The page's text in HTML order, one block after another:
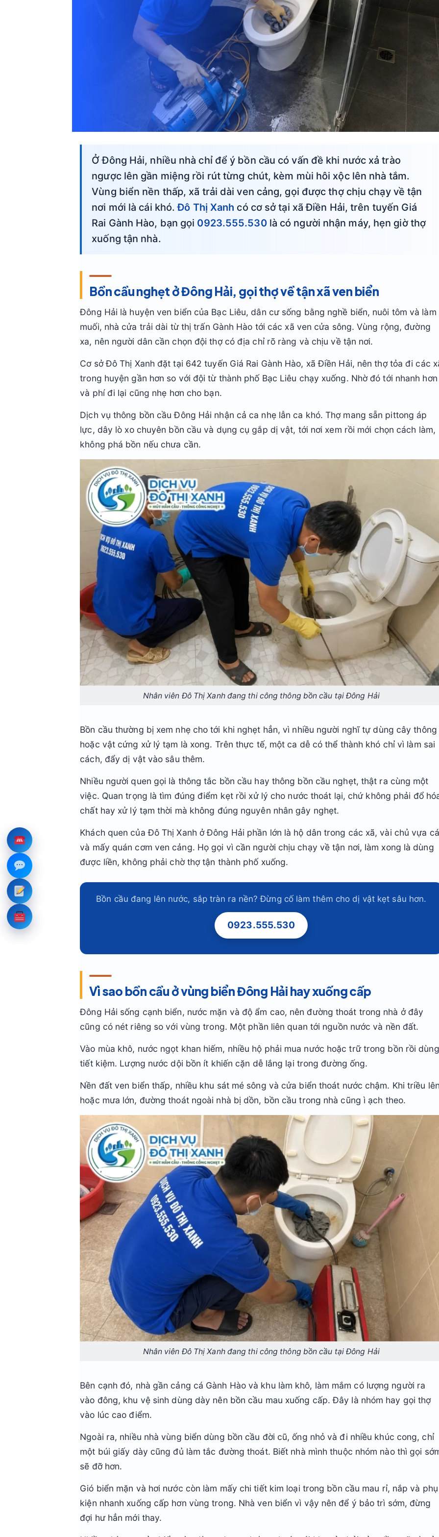
Ở Đông Hải, nhiều nhà chỉ để ý bồn cầu có vấn đề khi nước xả trào
ngược lên gần miệng rồi rút từng chút, kèm mùi hôi xộc lên nhà tắm.
Vùng biển nền thấp, xã trải dài ven cảng, gọi được thợ chịu chạy về tận
nơi mới là cái khó.Đô Thị Xanh có cơ sở tại xã Điền Hải, trên tuyến Giá
Rai Gành Hào, bạn gọi 0923.555.530là có người nhận máy, hẹn giờ thợ
xuống tận nhà.
Bồn cầu nghẹt ở Đông Hải, gọi thợ về tận xã ven biển
Đông Hải là huyện ven biển của Bạc Liêu, dân cư sống bằng nghề biển, nuôi tôm và làm
muối, nhà cửa trải dài từ thị trấn Gành Hào tới các xã ven cửa sông. Vùng rộng, đường
xa, nên người dân cần chọn đội thợ có địa chỉ rõ ràng và chịu về tận nơi.
Cơ sở Đô Thị Xanh đặt tại 642 tuyến Giá Rai Gành Hào, xã Điền Hải, nên thợ tỏa đi các
trong huyện gần hơn so với đội từ thành phố Bạc Liêu chạy xuống. Nhờ đó tới nhanh hơn
và phí đi lại cũng nhẹ hơn cho bạn.
Dịch vụ thông bồn cầu Đông Hải nhận cả ca nhẹ lẫn ca khó. Thợ mang sẵn pittong áp
lực, dây lò xo chuyên bồn cầu và dụng cụ gắp dị vật, tới nơi xem rồi mới chọn cách làm,
không phá bồn nếu chưa cần.
Nhân viên Đô Thị Xanh đang thi công thông bồn cầu tại Đông Hải
Bồn cầu thường bị xem nhẹ cho tới khi nghẹt hẳn, vì nhiều người nghĩ tự dùng cây thông
hoặc vật cứng xử lý tạm là xong. Trên thực tế, một ca dễ có thể thành khó chỉ vì làm sai
cách, đẩy dị vật vào sâu thêm.
Nhiều người quen gọi là thông tắc bồn cầu hay thông bồn cầu nghẹt, thật ra cùng một
việc. Quan trọng là tìm đúng điểm kẹt rồi xử lý cho nước thoát lại, chứ không phải đổ
chất hay xử lý tạm thời mà không đúng nguyên nhân gây nghẹt.
Khách quen của Đô Thị Xanh ở Đông Hải phần lớn là hộ dân trong các xã, vài chủ vựa cá
và mấy quán cơm ven cảng. Họ gọi vì cần người chịu chạy về tận nơi, làm xong là dùng
được liền, không phải chờ thợ tận thành phố xuống.
Bồn cầu đang lên nước, sắp tràn ra nền? Đừng cố làm thêm cho dị vật kẹt sâu hơn.
0923.555.530
Vì sao bồn cầu ở vùng biển Đông Hải hay xuống cấp
Đông Hải sống cạnh biển, nước mặn và độ ẩm cao, nên đường thoát trong nhà ở đây
cũng có nét riêng so với vùng trong. Một phần liên quan tới nguồn nước và nền đất.
Vào mùa khô, nước ngọt khan hiếm, nhiều hộ phải mua nước hoặc trữ trong bồn rồi dùng
tiết kiệm. Lượng nước dội bồn ít khiến cặn dễ lắng lại trong đường ống.
Nền đất ven biển thấp, nhiều khu sát mé sông và cửa biển thoát nước chậm. Khi triều
hoặc mưa lớn, đường thoát ngoài nhà bị dồn, bồn cầu trong nhà cũng ì ạch theo.
Nhân viên Đô Thị Xanh đang thi công thông bồn cầu tại Đông Hải
Bên cạnh đó, nhà gần cảng cá Gành Hào và khu làm khô, làm mắm có lượng người ra
vào đông, khu vệ sinh dùng dày nên bồn cầu mau xuống cấp. Đây là nhóm hay gọi thợ
vào lúc cao điểm.
Ngoài ra, nhiều nhà vùng biển dùng bồn cầu đời cũ, ống nhỏ và đi nhiều khúc cong, chỉ
một búi giấy dày cũng đủ làm tắc đường thoát. Biết nhà mình thuộc nhóm nào thì gọi
sẽ đỡ hơn.
Gió biển mặn và hơi nước còn làm mấy chi tiết kim loại trong bồn cầu mau rỉ, nắp và phụ
kiện nhanh xuống cấp hơn vùng trong. Nhà ven biển vì vậy nên để ý bảo trì sớm, đừng
đợi hư hẳn mới thay.